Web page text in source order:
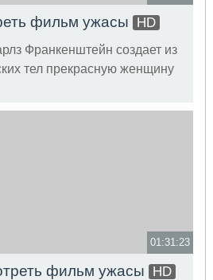
фильм ужасы HD
Франкенштейн создает из
тел прекрасную женщину
01:31:23
фильм ужасы HD